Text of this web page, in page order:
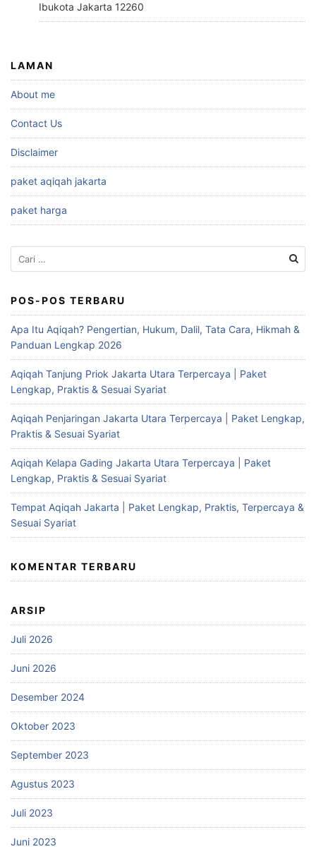
Ibukota Jakarta 12260
LAMAN
About me
Contact Us
Disclaimer
paket aqiqah jakarta
paket harga
Cari
untuk:
POS-POS TERBARU
Apa Itu Aqiqah? Pengertian, Hukum, Dalil, Tata Cara, Hikmah &
Panduan Lengkap 2026
Aqiqah Tanjung Priok Jakarta Utara Terpercaya | Paket
Lengkap, Praktis & Sesuai Syariat
Aqiqah Penjaringan Jakarta Utara Terpercaya | Paket Lengkap,
Praktis & Sesuai Syariat
Aqiqah Kelapa Gading Jakarta Utara Terpercaya | Paket
Lengkap, Praktis & Sesuai Syariat
Tempat Aqiqah Jakarta | Paket Lengkap, Praktis, Terpercaya &
Sesuai Syariat
KOMENTAR TERBARU
ARSIP
Juli 2026
Juni 2026
Desember 2024
Oktober 2023
September 2023
Agustus 2023
Juli 2023
Juni 2023